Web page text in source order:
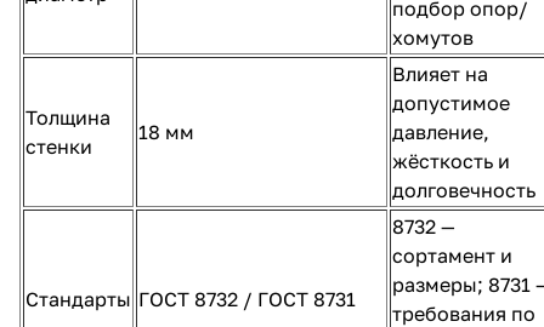
подбор опор/
хомутов
Толщина
стенки
18 мм
Влияет на
допустимое
давление,
жёсткость и
долговечность
Стандарты ГОСТ 8732 / ГОСТ 8731
8732 —
сортамент и
размеры; 8731
требования по